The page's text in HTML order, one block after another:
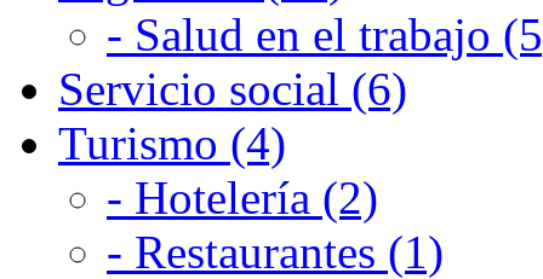
- Salud en el trabajo
Servicio social (6)
Turismo (4)
- Hotelería (2)
- Restaurantes (1)